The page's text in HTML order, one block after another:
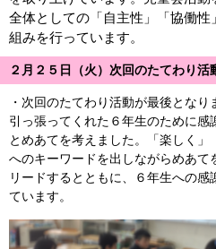
全体としての「自主性」「協働性
組みを行っています。
２月２５日（火）次回のたてわり活
・次回のたてわり活動が最後とな
引っ張ってくれた６年生のために感
とめあてを考えました。「楽しく
へのキーワードを出しながらめあて
リードするとともに、６年生への
ています。